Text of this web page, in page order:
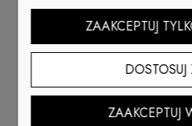
Płyn do expresowego
hybrydowych, hybryd i żeli
rozpuszcza kolejne warstwy,
paznokcie. Nie pozostawia
Dokładnie wymieszaj
przeciwnym wypadku
przyspieszyć proces
ZAAKCEPTUJ
ZAAKCEPTUJ